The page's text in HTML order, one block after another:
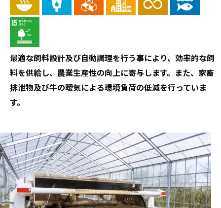
最適な飼料設計及び自動調理を行う事により、効率的な飼
料を供給し、農業生産性の向上に寄与します。また、家畜
排泄物及び牛の曖気による環境負荷の低減を行っていま
す。